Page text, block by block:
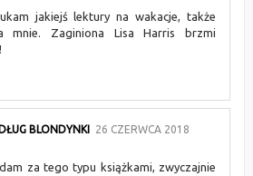
jakiejś lektury na wakacje, także
mnie. Zaginiona Lisa Harris brzmi
BLONDYNKI 26 CZERWCA 2018
za tego typu książkami, zwyczajnie